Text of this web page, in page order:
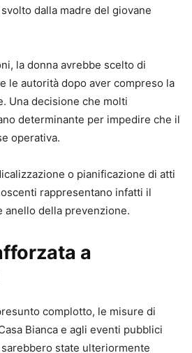
dalla madre del giovane
la donna avrebbe scelto di
le autorità dopo aver compreso la
Una decisione che molti
determinante per impedire che il
operativa.
o pianificazione di atti
rappresentano infatti il
anello della prevenzione.
a
complotto, le misure di
Bianca e agli eventi pubblici
state ulteriormente